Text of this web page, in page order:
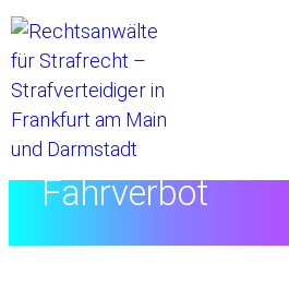
Fahrverbot